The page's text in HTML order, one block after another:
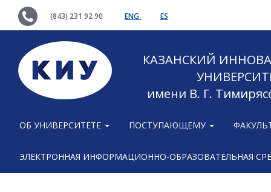
(843) 231 92 90 ENG ES
КАЗАНСКИЙ
имени В. Г.
ОБ УНИВЕРСИТЕТЕ ПОСТУПАЮЩЕМУ
ЭЛЕКТРОННАЯ ИНФОРМАЦИОННО-ОБРАЗОВАТЕЛЬНАЯ